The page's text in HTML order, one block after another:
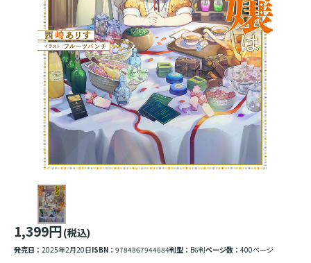
1,399円(税込)
発売日： 2025年2月20日ISBN： 9784867944684判型： B6判ページ数： 400ページ